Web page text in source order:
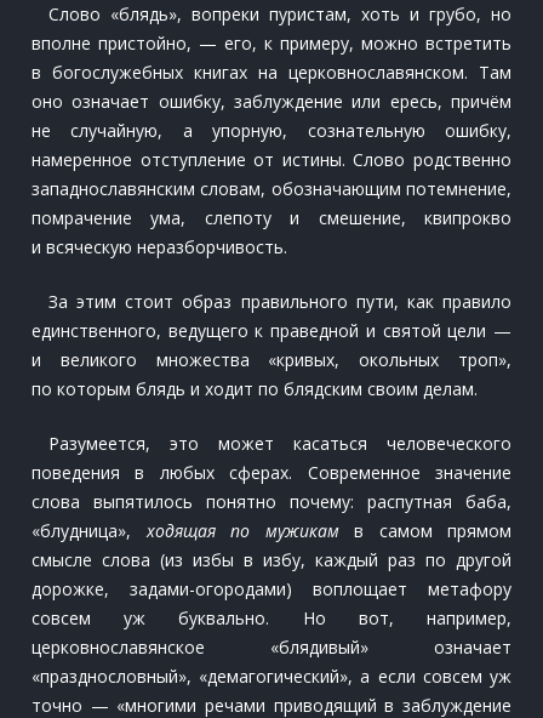
Слово «блядь», вопреки пуристам, хоть и грубо, но
вполне пристойно, — его, к примеру, можно встретить
в богослужебных книгах на церковнославянском. Там
оно означает ошибку, заблуждение или ересь, причём
не случайную, а упорную, сознательную ошибку,
намеренное отступление от истины. Слово родственно
западнославянским словам, обозначающим потемнение,
помрачение ума, слепоту и смешение, квипрокво
и всяческую неразборчивость.
За этим стоит образ правильного пути, как правило
единственного, ведущего к праведной и святой цели —
и великого множества «кривых, окольных троп»,
по которым блядь и ходит по блядским своим делам.
Разумеется, это может касаться человеческого
поведения в любых сферах. Современное значение
слова выпятилось понятно почему: распутная баба,
«блудница»,ходящая по мужикамв самом прямом
смысле слова (из избы в избу, каждый раз по другой
дорожке, задами-огородами) воплощает метафору
совсем уж буквально. Но вот, например,
церковнославянское «блядивый» означает
«празднословный», «демагогический», а если совсем уж
точно — «многими речами приводящий в заблуждение